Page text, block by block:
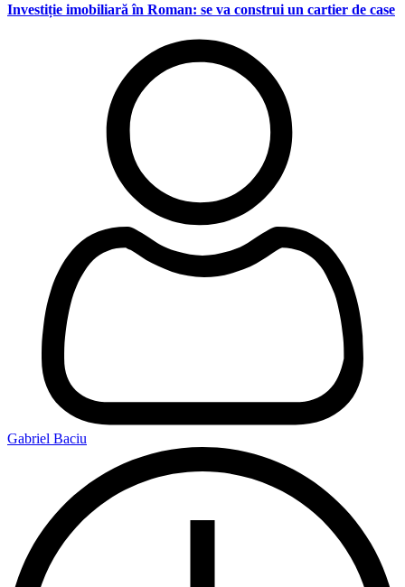
Investiție imobiliară în Roman: se va construi un cartier de case
Gabriel Baciu